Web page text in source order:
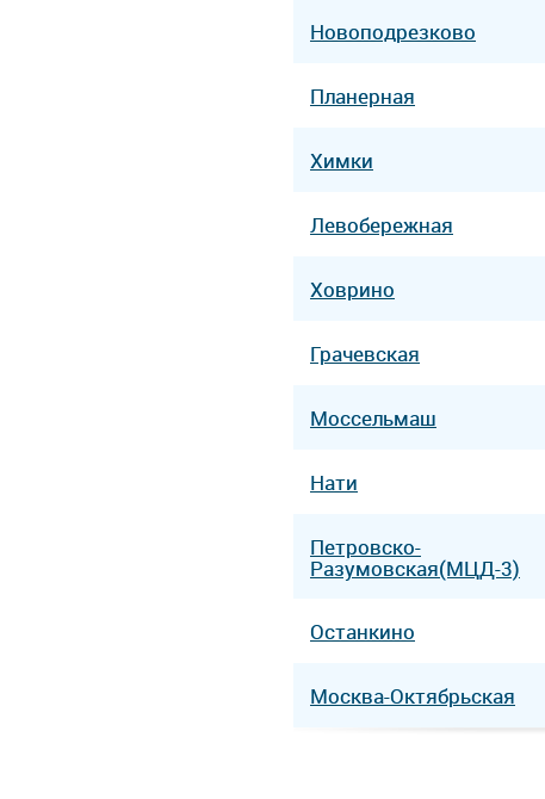
Новоподрезково
Планерная
Химки
Левобережная
Ховрино
Грачевская
Моссельмаш
Нати
Петровско-
Разумовская(МЦД-3)
Останкино
Москва-Октябрьская